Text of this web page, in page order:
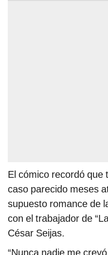
El cómico recordó que
caso parecido meses
supuesto romance de
con el trabajador de
César Seijas.
“Nunca nadie me